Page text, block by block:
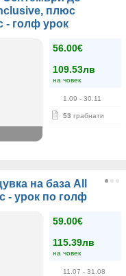
плюс
- голф урок
56.00€
109.53лв
на човек
1.09 - 30.11
53 грабнати
на база All
- урок по голф
59.00€
115.39лв
на човек
11.07 - 31.08